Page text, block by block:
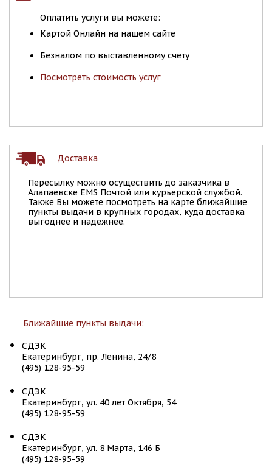
Оплатить услуги вы можете:
Картой Онлайн на нашем сайте
Безналом по выставленному счету
Посмотреть стоимость услуг
Доставка
Пересылку можно осуществить до заказчика в
Алапаевске EMS Почтой или курьерской службой.
Также Вы можете посмотреть на карте ближайшие
пункты выдачи в крупных городах, куда доставка
выгоднее и надежнее.
Ближайшие пункты выдачи:
СДЭК
Екатеринбург, пр. Ленина, 24/8
(495) 128-95-59
СДЭК
Екатеринбург, ул. 40 лет Октября, 54
(495) 128-95-59
СДЭК
Екатеринбург, ул. 8 Марта, 146 Б
(495) 128-95-59